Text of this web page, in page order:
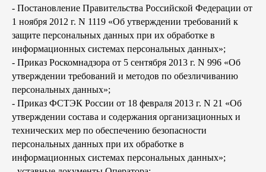
- Постановление Правительства Российской Федерации от
1 ноября 2012 г. N 1119 «Об утверждении требований к
защите персональных данных при их обработке в
информационных системах персональных данных»;
- Приказ Роскомнадзора от 5 сентября 2013 г. N 996 «Об
утверждении требований и методов по обезличиванию
персональных данных»;
- Приказ ФСТЭК России от 18 февраля 2013 г. N 21 «Об
утверждении состава и содержания организационных и
технических мер по обеспечению безопасности
персональных данных при их обработке в
информационных системах персональных данных»;